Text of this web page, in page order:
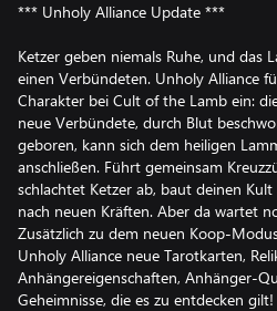
*** Unholy Alliance Update ***
Ketzer geben niemals Ruhe, und das
einen Verbündeten. Unholy Alliance
Charakter bei Cult of the Lamb ein:
neue Verbündete, durch Blut
geboren, kann sich dem heiligen
anschließen. Führt gemeinsam
schlachtet Ketzer ab, baut deinen
nach neuen Kräften. Aber da wartet
Zusätzlich zu dem neuen Koop-
Unholy Alliance neue Tarotkarten,
Anhängereigenschaften, Anhänger-
Geheimnisse, die es zu entdecken gilt!